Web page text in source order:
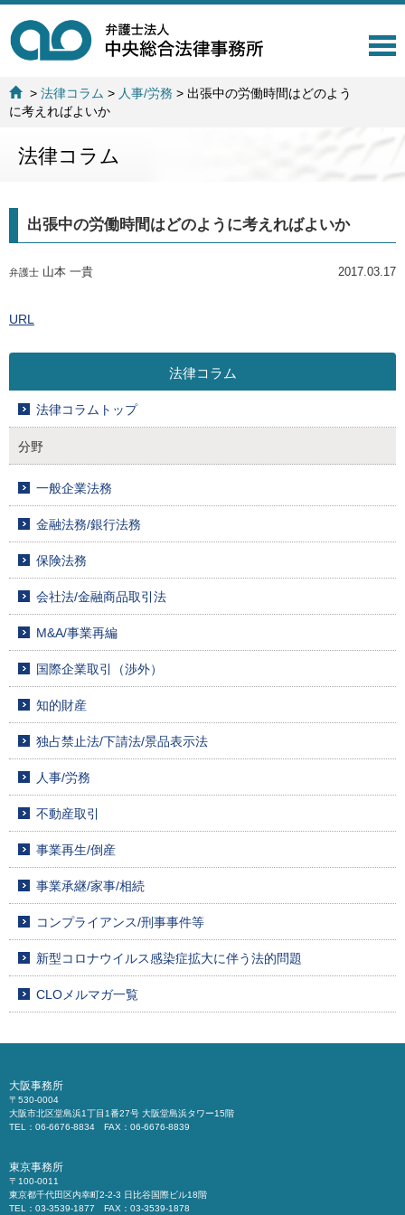
T
a
i
>法律コラム > 人事/労務 >出張中の労働時間はどのよう
に考えればよいか
法律コラム
出張中の労働時間はどのように考えればよいか
弁護士 山本 一貴 2017.03.17
URL
法律コラム
法律コラムトップ
分野
一般企業法務
金融法務/銀行法務
保険法務
会社法/金融商品取引法
M&A/事業再編
国際企業取引（渉外）
知的財産
独占禁止法/下請法/景品表示法
人事/労務
不動産取引
事業再生/倒産
事業承継/家事/相続
コンプライアンス/刑事事件等
新型コロナウイルス感染症拡大に伴う法的問題
CLOメルマガ一覧
大阪事務所
〒530-0004
大阪市北区堂島浜1丁目1番27号 大阪堂島浜タワー15階
TEL：06-6676-8834 FAX：06-6676-8839
東京事務所
〒100-0011
東京都千代田区内幸町2-2-3 日比谷国際ビル18階
TEL：03-3539-1877 FAX：03-3539-1878